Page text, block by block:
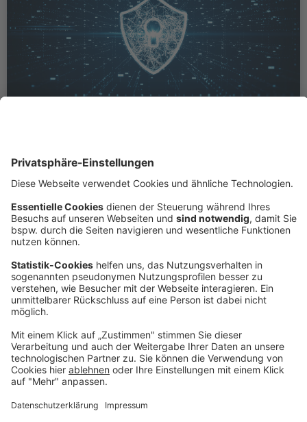
einfache Tipps mit großer Wirkung
Internet ist aus dem Alltag nicht mehr wegzudenken.
Gleichzeitig nehmen Cyber-Risiken wie Phishing,
Schadsoftware oder Datenmissbrauch stetig zu.